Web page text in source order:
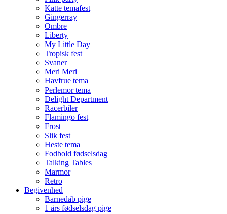
Katte temafest
Gingerray
Ombre
Liberty
My Little Day
Tropisk fest
Svaner
Meri Meri
Havfrue tema
Perlemor tema
Delight Department
Racerbiler
Flamingo fest
Frost
Slik fest
Heste tema
Fodbold fødselsdag
Talking Tables
Marmor
Retro
Begivenhed
Barnedåb pige
1 års fødselsdag pige